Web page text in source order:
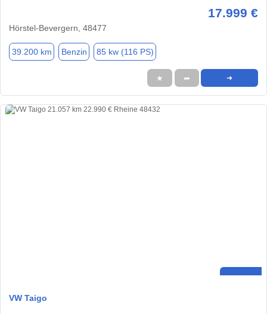
17.999 €
Hörstel-Bevergern, 48477
39.200 km Benzin 85 kw (116 PS)
★ ➦ ➜
VW Taigo